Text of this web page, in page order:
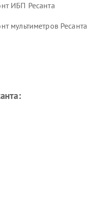
ИБП Ресанта
мультиметров Ресанта